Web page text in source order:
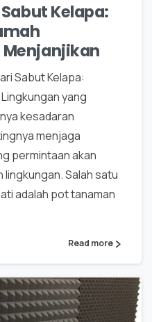
Kelapa:
Sabut Kelapa:
yang
kesadaran
menjaga
permintaan akan
Salah satu
adalah pot tanaman
Read more